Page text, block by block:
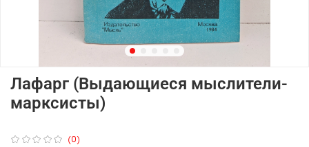
(0)
Лафарг (Выдающиеся мыслители-
марксисты)